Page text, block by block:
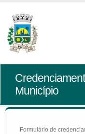
Município
Formulário de